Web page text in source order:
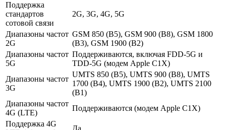
Поддержка
стандартов
сотовой связи
2G, 3G, 4G, 5G
Диапазоны частот
2G
GSM 850 (B5), GSM 900 (B8), GSM 1800
(B3), GSM 1900 (B2)
Диапазоны частот
5G
Поддерживаются, включая FDD-5G и
TDD-5G (модем Apple C1X)
Диапазоны частот
3G
UMTS 850 (B5), UMTS 900 (B8), UMTS
1700 (B4), UMTS 1900 (B2), UMTS 2100
(B1)
Диапазоны частот
4G (LTE)
Поддерживаются (модем Apple C1X)
Поддержка 4G